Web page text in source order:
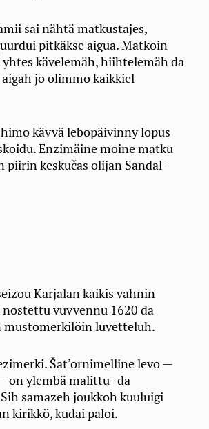
sai nähtä matkustajes,
pitkäkse aigua. Matkoin
kävelemäh, hiihtelemäh da
jo olimmo kaikkiel
kävvä lebopäivinny lopus
Enzimäine moine matku
piirin keskučas olijan Sandal-
Karjalan kaikis vahnin
vuvvennu 1620 da
mustomerkilöin luvetteluh.
Šat’ornimelline levo —
on ylembä malittu- da
samazeh joukkoh kuuluigi
kirikkö, kudai paloi.